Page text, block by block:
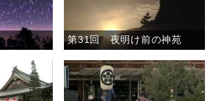
第31回 夜明け前の神苑